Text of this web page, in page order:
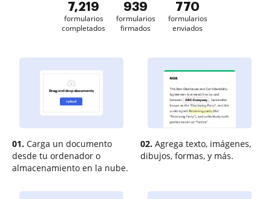
7,220
formularios
completados
939
formularios
firmados
770
formularios
enviados
01. Carga un documento
desde tu ordenador o
almacenamiento en la nube.
02. Agrega texto, imágenes,
dibujos, formas, y más.